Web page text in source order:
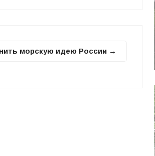
морскую идею России →